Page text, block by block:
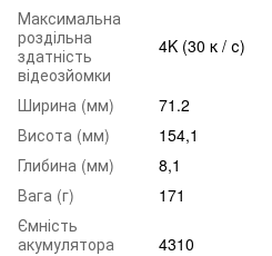
Максимальна
роздільна
здатність
відеозйомки
4K (30 к / с)
Ширина (мм)
71.2
Висота (мм)
154,1
Глибина (мм)
8,1
Вага (г)
171
Ємність
акумулятора
4310